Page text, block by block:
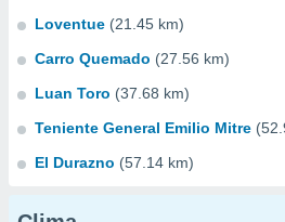
Loventue (21.45 km)
Carro Quemado (27.56 km)
Luan Toro (37.68 km)
Teniente General Emilio Mitre
El Durazno (57.14 km)